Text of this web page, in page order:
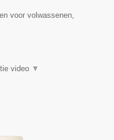
voor volwassenen,
video ▼